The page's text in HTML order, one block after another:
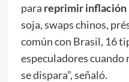
para reprimir inflación
soja, swaps chinos,
común con Brasil, 16
especuladores cuando
se dispara”, señaló.